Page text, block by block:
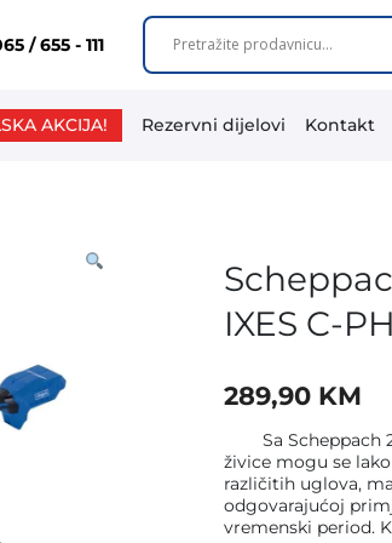
/ 655 - 111
AKCIJA! Rezervni dijelovi Kontakt
IXES C-
289,90 KM
Sa Scheppach
živice mogu se
različitih uglova,
odgovarajućoj
vremenski period.